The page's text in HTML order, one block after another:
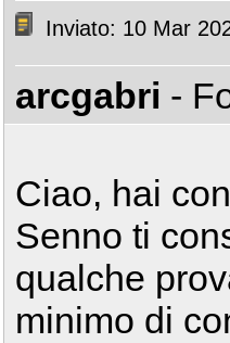
Inviato: 10 Mar
arcgabri -
Ciao, hai
Senno ti
qualche
minimo di